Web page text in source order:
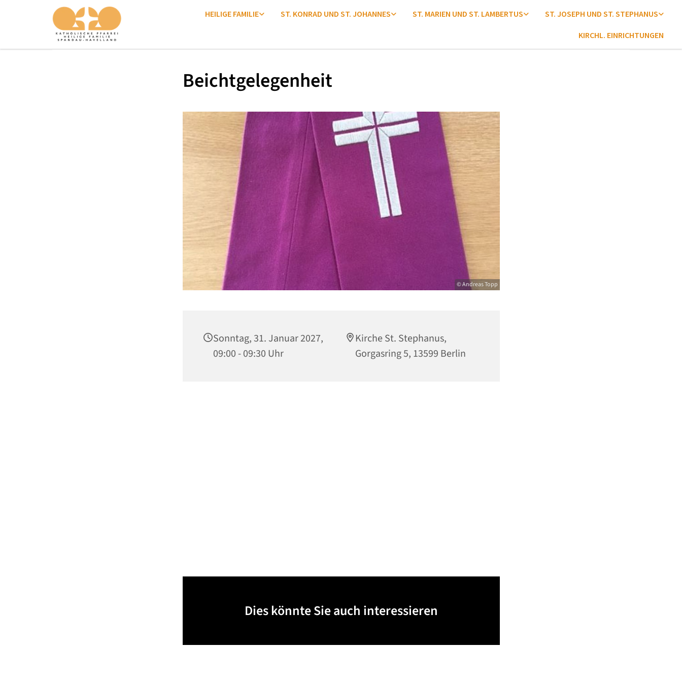
HEILIGE FAMILIE ST. KONRAD UND ST. JOHANNES ST. MARIEN UND ST. LAMBERTUS ST. JOSEPH UND ST. STEPHANUS
KIRCHL. EINRICHTUNGEN
Beichtgelegenheit
© Andreas Topp
Sonntag, 31. Januar 2027,
09:00 - 09:30 Uhr
Kirche St. Stephanus,
Gorgasring 5, 13599 Berlin
Dies könnte Sie auch interessieren